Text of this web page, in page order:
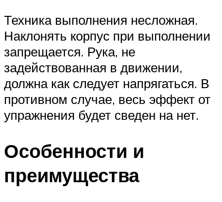
Техника выполнения несложная.
Наклонять корпус при выполнении
запрещается. Рука, не
задействованная в движении,
должна как следует напрягаться. В
противном случае, весь эффект от
упражнения будет сведен на нет.
Особенности и
преимущества